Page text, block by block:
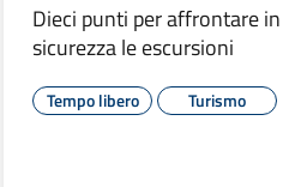
Dieci punti per affrontare in
sicurezza le escursioni
Tempo libero Turismo